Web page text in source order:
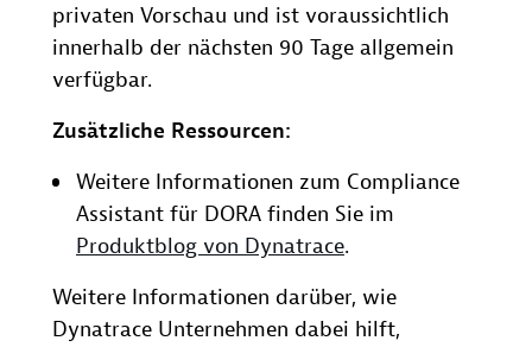
privaten Vorschau und ist voraussichtlich
innerhalb der nächsten 90 Tage allgemein
verfügbar.
Zusätzliche Ressourcen:
Weitere Informationen zum Compliance
Assistant für DORA finden Sie im
Produktblog von Dynatrace.
Weitere Informationen darüber, wie
Dynatrace Unternehmen dabei hilft,